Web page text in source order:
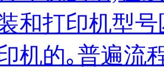
和打印机型
机的｡普遍流